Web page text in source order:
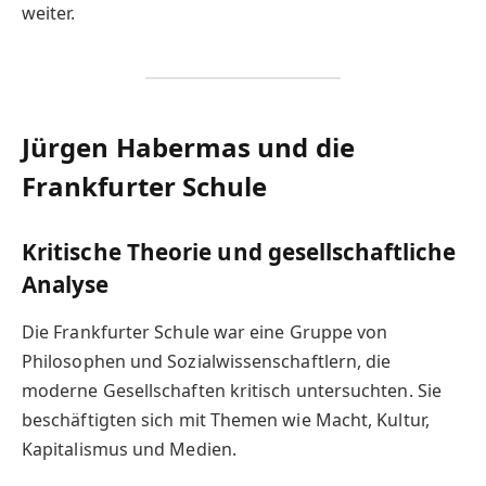
weiter.
Jürgen Habermas und die
Frankfurter Schule
Kritische Theorie und gesellschaftliche
Analyse
Die Frankfurter Schule war eine Gruppe von
Philosophen und Sozialwissenschaftlern, die
moderne Gesellschaften kritisch untersuchten. Sie
beschäftigten sich mit Themen wie Macht, Kultur,
Kapitalismus und Medien.